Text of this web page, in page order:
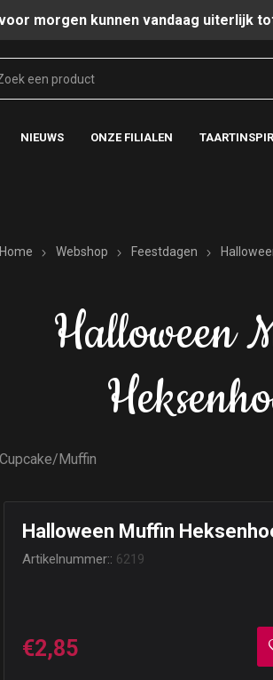
morgen kunnen vandaag uiterlijk
NIEUWS ONZE FILIALEN
Home Webshop Feestdagen
Halloween
Cupcake/Muffin
Halloween Muffin
Artikelnummer:: 6219
€2,85